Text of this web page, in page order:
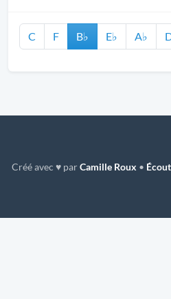
C F B♭ E♭ A♭
Créé avec ♥ parCamille Roux •